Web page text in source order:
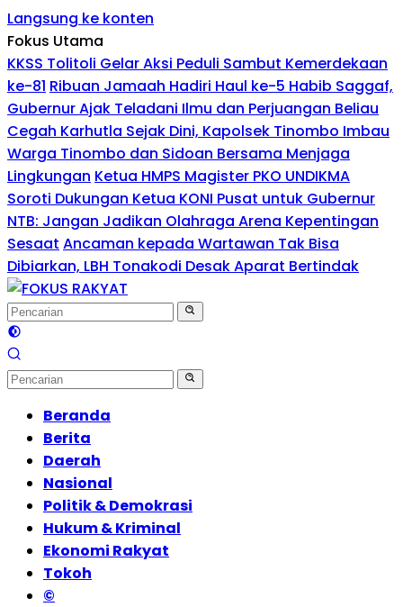
Langsung ke konten
Fokus Utama
KKSS Tolitoli Gelar Aksi Peduli Sambut Kemerdekaan
ke-81 Ribuan Jamaah Hadiri Haul ke-5 Habib Saggaf,
Gubernur Ajak Teladani Ilmu dan Perjuangan Beliau
Cegah Karhutla Sejak Dini, Kapolsek Tinombo Imbau
Warga Tinombo dan Sidoan Bersama Menjaga
Lingkungan Ketua HMPS Magister PKO UNDIKMA
Soroti Dukungan Ketua KONI Pusat untuk Gubernur
NTB: Jangan Jadikan Olahraga Arena Kepentingan
Sesaat Ancaman kepada Wartawan Tak Bisa
Dibiarkan, LBH Tonakodi Desak Aparat Bertindak
Beranda
Berita
Daerah
Nasional
Politik & Demokrasi
Hukum & Kriminal
Ekonomi Rakyat
Tokoh
©